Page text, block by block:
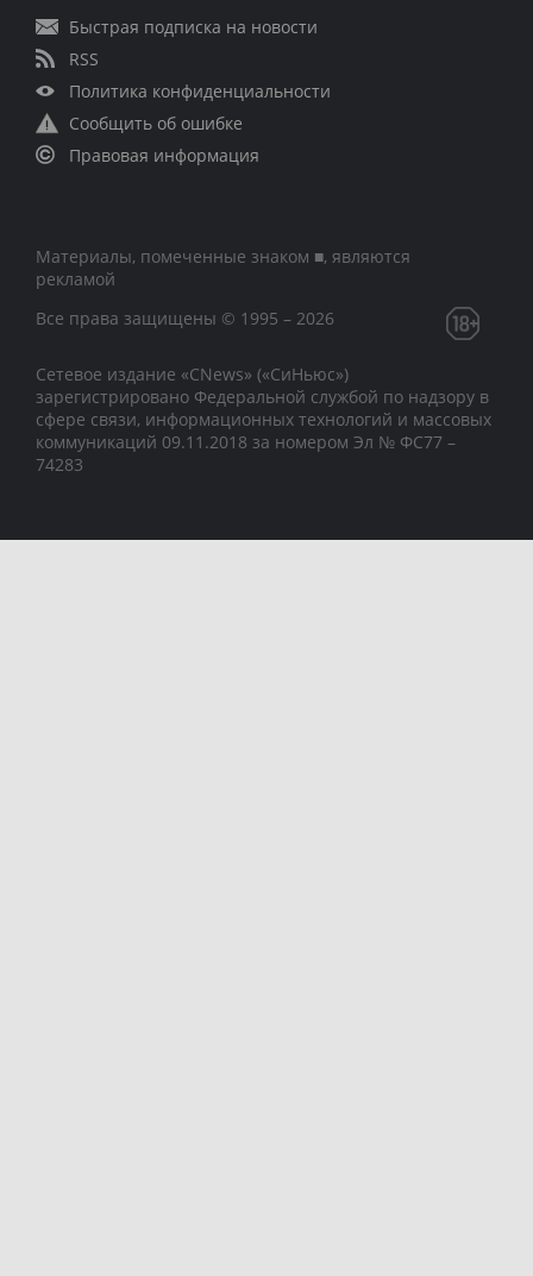
Быстрая подписка на новости
RSS
Политика конфиденциальности
Сообщить об ошибке
Правовая информация
Материалы, помеченные знаком ■, являются
рекламой
Все права защищены © 1995 – 2026
Сетевое издание «CNews» («СиНьюс»)
зарегистрировано Федеральной службой по надзору в
сфере связи, информационных технологий и массовых
коммуникаций 09.11.2018 за номером Эл № ФС77 –
74283